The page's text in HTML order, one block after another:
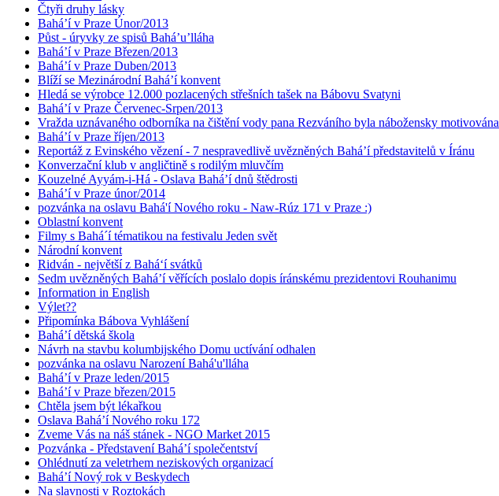
Čtyři druhy lásky
Bahá’í v Praze Únor/2013
Půst - úryvky ze spisů Bahá’u’lláha
Bahá’í v Praze Březen/2013
Bahá’í v Praze Duben/2013
Blíží se Mezinárodní Bahá’í konvent
Hledá se výrobce 12.000 pozlacených střešních tašek na Bábovu Svatyni
Bahá’í v Praze Červenec-Srpen/2013
Vražda uznávaného odborníka na čištění vody pana Rezváního byla nábožensky motivována
Bahá’í v Praze říjen/2013
Reportáž z Evinského vězení - 7 nespravedlivě uvězněných Bahá’í představitelů v Íránu
Konverzační klub v angličtině s rodilým mluvčím
Kouzelné Ayyám-i-Há - Oslava Bahá’í dnů štědrosti
Bahá’í v Praze únor/2014
pozvánka na oslavu Bahá'í Nového roku - Naw-Rúz 171 v Praze :)
Oblastní konvent
Filmy s Bahá´í tématikou na festivalu Jeden svět
Národní konvent
Ridván - největší z Bahá‘í svátků
Sedm uvězněných Bahá’í věřících poslalo dopis íránskému prezidentovi Rouhanimu
Information in English
Výlet??
Připomínka Bábova Vyhlášení
Bahá’í dětská škola
Návrh na stavbu kolumbijského Domu uctívání odhalen
pozvánka na oslavu Narození Bahá'u'lláha
Bahá’í v Praze leden/2015
Bahá’í v Praze březen/2015
Chtěla jsem být lékařkou
Oslava Bahá’í Nového roku 172
Zveme Vás na náš stánek - NGO Market 2015
Pozvánka - Představení Bahá’í společentství
Ohlédnutí za veletrhem neziskových organizací
Bahá’í Nový rok v Beskydech
Na slavnosti v Roztokách